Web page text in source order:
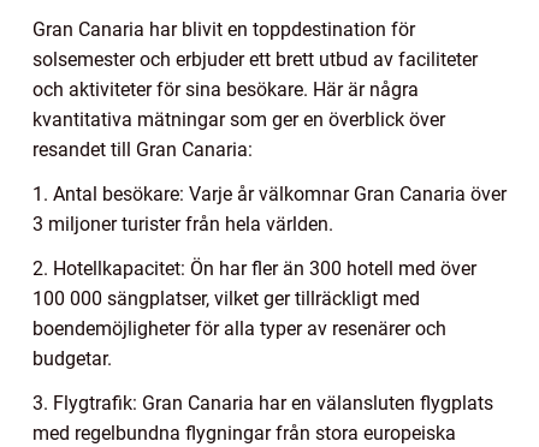
Gran Canaria har blivit en toppdestination för
solsemester och erbjuder ett brett utbud av faciliteter
och aktiviteter för sina besökare. Här är några
kvantitativa mätningar som ger en överblick över
resandet till Gran Canaria:
1. Antal besökare: Varje år välkomnar Gran Canaria över
3 miljoner turister från hela världen.
2. Hotellkapacitet: Ön har fler än 300 hotell med över
100 000 sängplatser, vilket ger tillräckligt med
boendemöjligheter för alla typer av resenärer och
budgetar.
3. Flygtrafik: Gran Canaria har en välansluten flygplats
med regelbundna flygningar från stora europeiska